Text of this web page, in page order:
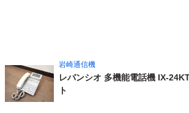
岩崎通信機
レバンシオ 多機能電話機 IX-
ト